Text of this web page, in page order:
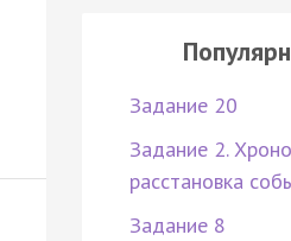
Задание 20
Задание 2.
расстановка
Задание 8